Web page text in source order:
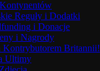
Reguły i Dodatki
i Donacje
i Nagrody
Kontrybutorem Britannii!
Ultimy